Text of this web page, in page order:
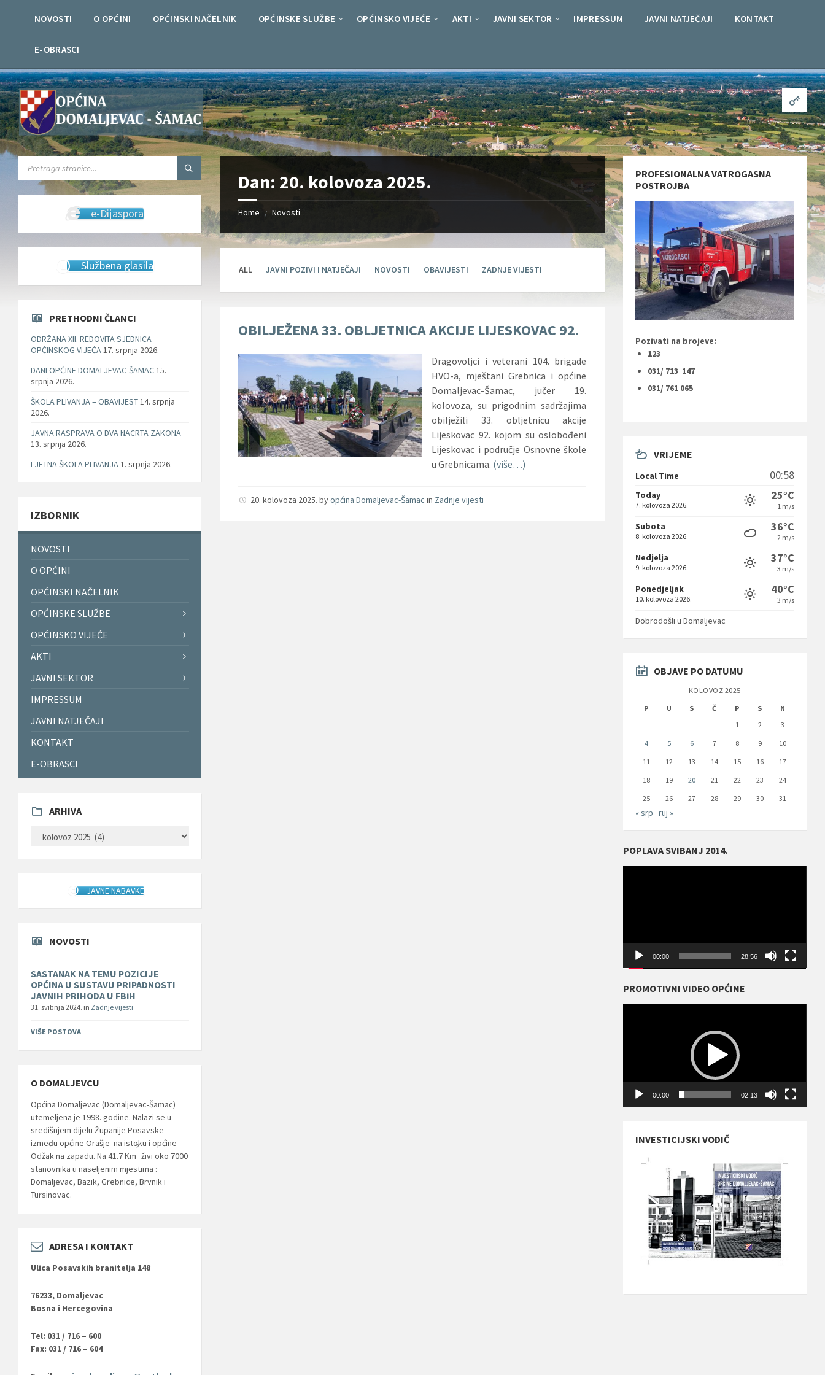
NOVOSTI O OPĆINI OPĆINSKI NAČELNIK OPĆINSKE SLUŽBE OPĆINSKO VIJEĆE AKTI JAVNI SEKTOR IMPRESSUM JAVNI NATJEČAJI KONTAKT
E-OBRASCI
Dan: 20. kolovoza 2025.
Home / Novosti
ALL JAVNI POZIVI I NATJEČAJI NOVOSTI OBAVIJESTI ZADNJE VIJESTI
OBILJEŽENA 33. OBLJETNICA AKCIJE LIJESKOVAC 92.
Dragovoljci i veterani 104. brigade
HVO-a, mještani Grebnica i općine
Domaljevac-Šamac, jučer 19.
kolovoza, su prigodnim sadržajima
obilježili 33. obljetnicu akcije
Lijeskovac 92. kojom su oslobođeni
Lijeskovac i područje Osnovne škole
u Grebnicama. (više…)
20. kolovoza 2025.byopćina Domaljevac-Šamac in Zadnje vijesti
SEARCH:
e-Dijaspora
Službena glasila
PRETHODNI ČLANCI
ODRŽANA XII. REDOVITA SJEDNICA
OPĆINSKOG VIJEĆA17. srpnja 2026.
DANI OPĆINE DOMALJEVAC-ŠAMAC15.
srpnja 2026.
ŠKOLA PLIVANJA – OBAVIJEST14. srpnja
2026.
JAVNA RASPRAVA O DVA NACRTA ZAKONA
13. srpnja 2026.
LJETNA ŠKOLA PLIVANJA1. srpnja 2026.
IZBORNIK
NOVOSTI
O OPĆINI
OPĆINSKI NAČELNIK
OPĆINSKE SLUŽBE
OPĆINSKO VIJEĆE
AKTI
JAVNI SEKTOR
IMPRESSUM
JAVNI NATJEČAJI
KONTAKT
E-OBRASCI
ARHIVA
JAVNE NABAVKE
NOVOSTI
SASTANAK NA TEMU POZICIJE
OPĆINA U SUSTAVU PRIPADNOSTI
JAVNIH PRIHODA U FBiH
31. svibnja 2024. in Zadnje vijesti
VIŠE POSTOVA
O DOMALJEVCU
Općina Domaljevac (Domaljevac-Šamac)
utemeljena je 1998. godine. Nalazi se u
središnjem dijelu Županije Posavske
između općine Orašje na istoku i općine
Odžak na zapadu. Na 41.7 Km
2
živi oko 7000
stanovnika u naseljenim mjestima :
Domaljevac, Bazik, Grebnice, Brvnik i
Tursinovac.
ADRESA I KONTAKT
Ulica Posavskih branitelja 148
76233, Domaljevac
Bosna i Hercegovina
Tel: 031 / 716 – 600
Fax: 031 / 716 – 604
PROFESIONALNA VATROGASNA
POSTROJBA
Pozivati na brojeve:
123
031/ 713 147
031/ 761 065
VRIJEME
Local Time 00:58
Today
7. kolovoza 2026.
25°C
1 m/s
Subota
8. kolovoza 2026.
36°C
2 m/s
Nedjelja
9. kolovoza 2026.
37°C
3 m/s
Ponedjeljak
10. kolovoza 2026.
40°C
3 m/s
Dobrodošli u Domaljevac
OBJAVE PO DATUMU
KOLOVOZ 2025
P
U S Č P S
N
1
2
3
4
5 6 7 8 9
10
11
12 13 14 15 16
17
18
19 20 21 22 23
24
25
26 27 28 29 30 31
« srp ruj »
POPLAVA SVIBANJ 2014.
00:00 28:56
PROMOTIVNI VIDEO OPĆINE
00:00 02:13
INVESTICIJSKI VODIČ